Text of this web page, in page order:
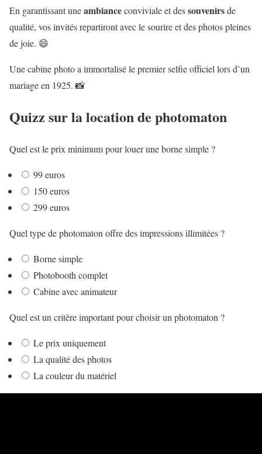
En garantissant uneambianceconviviale et dessouvenirsde
qualité, vos invités repartiront avec le sourire et des photos pleines
de joie. 😄
Une cabine photo a immortalisé le premier selfie officiel lors d’un
mariage en 1925. 📸
Quizz sur la location de photomaton
Quel est le prix minimum pour louer une borne simple ?
99 euros
150 euros
299 euros
Quel type de photomaton offre des impressions illimitées ?
Borne simple
Photobooth complet
Cabine avec animateur
Quel est un critère important pour choisir un photomaton ?
Le prix uniquement
La qualité des photos
La couleur du matériel